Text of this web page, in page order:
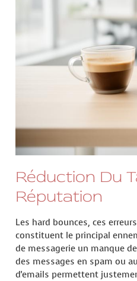
Réduction Du
Réputation
Les hard bounces, ces
constituent le principal
de messagerie un manque
des messages en spam ou
d'emails permettent